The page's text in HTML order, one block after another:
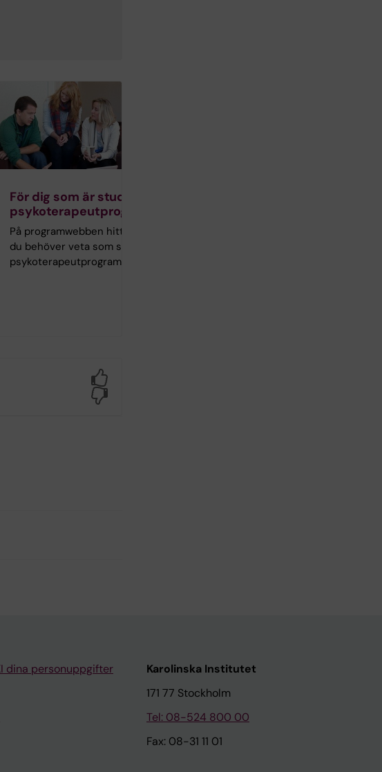
För dig som är student på
psykoterapeutprogrammet
På programwebben hittar du allt
du behöver veta som student på
psykoterapeutprogrammet.
dina personuppgifter
Karolinska Institutet
171 77 Stockholm
Tel: 08-524 800 00
Fax: 08-31 11 01